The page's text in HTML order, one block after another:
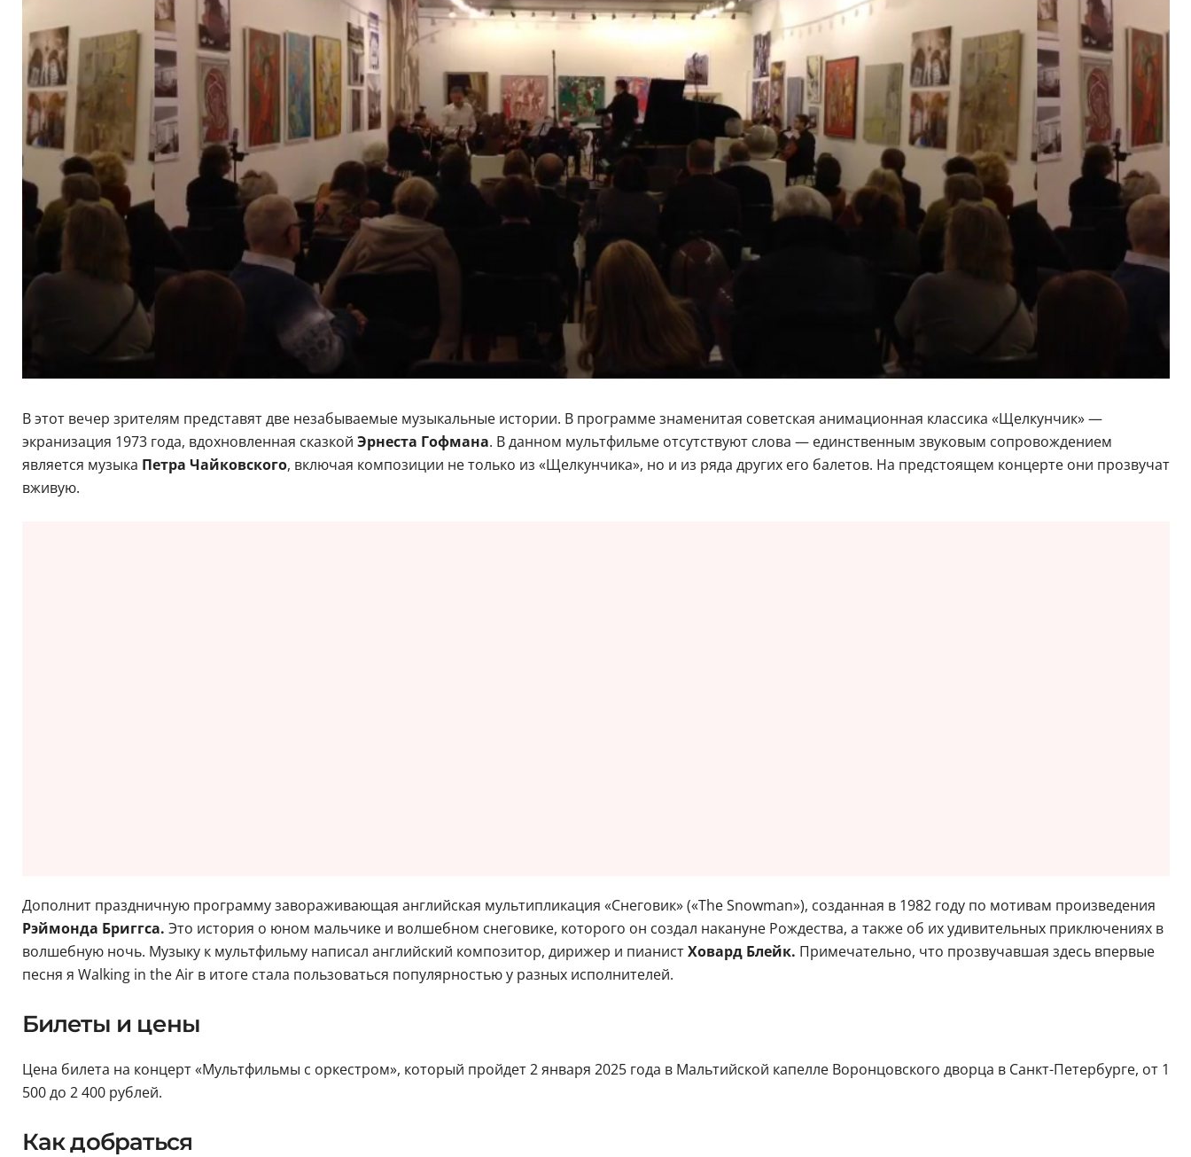
В этот вечер зрителям представят две незабываемые музыкальные истории. В программе знаменитая советская анимационная классика «Щелкунчик» —
экранизация 1973 года, вдохновленная сказкой Эрнеста Гофмана. В данном мультфильме отсутствуют слова — единственным звуковым сопровождением
является музыка Петра Чайковского, включая композиции не только из «Щелкунчика», но и из ряда других его балетов. На предстоящем концерте они прозвучат
вживую.
Дополнит праздничную программу завораживающая английская мультипликация «Снеговик» («The Snowman»), созданная в 1982 году по мотивам произведения
Рэймонда Бриггса. Это история о юном мальчике и волшебном снеговике, которого он создал накануне Рождества, а также об их удивительных приключениях в
волшебную ночь. Музыку к мультфильму написал английский композитор, дирижер и пианистХовард Блейк. Примечательно, что прозвучавшая здесь впервые
песня я Walking in the Air в итоге стала пользоваться популярностью у разных исполнителей.
Билеты и цены
Цена билета на концерт «Мультфильмы с оркестром», который пройдет 2 января 2025 года в Мальтийской капелле Воронцовского дворца в Санкт-Петербурге, от 1
500 до 2 400 рублей.
Как добраться